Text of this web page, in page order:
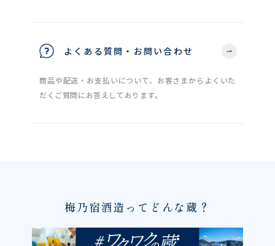
よくある質問・お問い合わせ
商品や配送・お支払いについて、お客さまからよくいた
だくご質問にお答えしております。
梅乃宿酒造ってどんな蔵？